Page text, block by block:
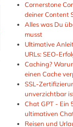
Cornerstone
deiner Content
Alles was Du
musst
Ultimative
URLs: SEO-
Caching?
einen Cache
SSL-
unverzichtbar
Chat GPT - Ein
ultimativen
Reisen und